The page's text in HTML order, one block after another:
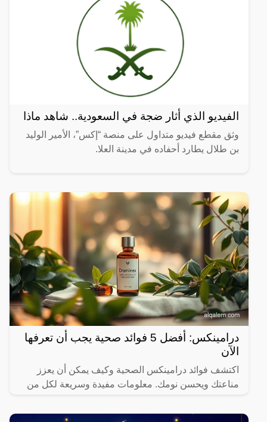
الفيديو الذي أثار ضجة في السعودية.. شاهد ماذا
وثق مقطع فيديو متداول على منصة “إكس”، الأمير الوليد
بن طلال يطارد أحفاده في مدينة العلا.
درامينكس: أفضل 5 فوائد صحية يجب أن تعرفها
الآن
اكتشف فوائد درامينكس الصحية وكيف يمكن أن يعزز
مناعتك ويحسن نومك. معلومات مفيدة وسريعة لكل من